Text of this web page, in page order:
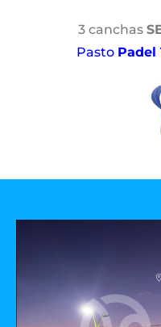
3 canchas
Pasto Padel